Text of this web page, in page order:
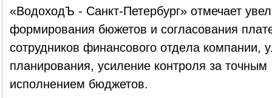
«ВодоходЪ - Санкт-Петербург» отмечает
формирования бюжетов и согласования
сотрудников финансового отдeла компании,
планирования, усиление контроля за точным
исполнением бюджетов.